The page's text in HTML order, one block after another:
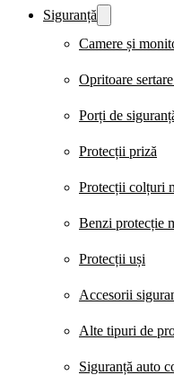
Siguranță
Camere și
Opritoare
Porți de
Protecții priză
Protecții colțuri
Benzi protecție
Protecții uși
Accesorii
Alte tipuri de
Siguranță auto